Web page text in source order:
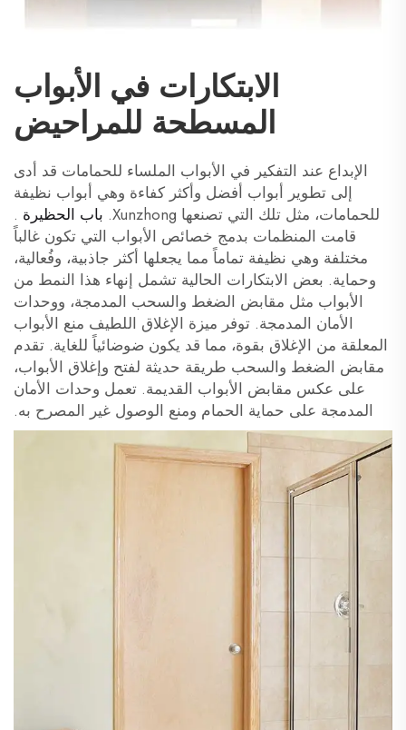
الابتكارات في الأبواب
المسطحة للمراحيض
الإبداع عند التفكير في الأبواب الملساء للحمامات قد أدى
إلى تطوير أبواب أفضل وأكثر كفاءة وهي أبواب نظيفة
للحمامات، مثل تلك التي تصنعها Xunzhong.
باب الحظيرة .
قامت المنظمات بدمج خصائص الأبواب التي تكون غالباً
مختلفة وهي نظيفة تماماً مما يجعلها أكثر جاذبية، وفُعالية،
وحماية. بعض الابتكارات الحالية تشمل إنهاء هذا النمط من
الأبواب مثل مقابض الضغط والسحب المدمجة، ووحدات
الأمان المدمجة. توفر ميزة الإغلاق اللطيف منع الأبواب
المعلقة من الإغلاق بقوة، مما قد يكون ضوضائياً للغاية. تقدم
مقابض الضغط والسحب طريقة حديثة لفتح وإغلاق الأبواب،
على عكس مقابض الأبواب القديمة. تعمل وحدات الأمان
المدمجة على حماية الحمام ومنع الوصول غير المصرح به.